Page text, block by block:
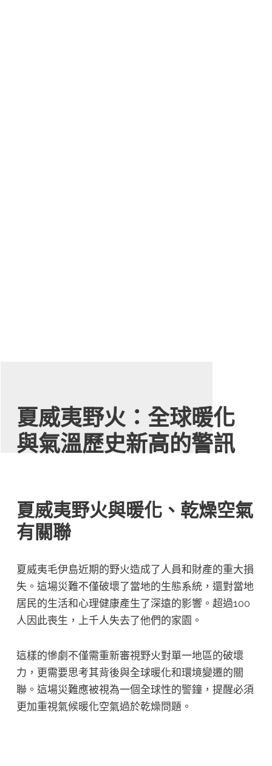
夏威夷野火：全球暖化
與氣溫歷史新高的警訊
夏威夷野火與暖化、乾燥空氣
有關聯
夏威夷毛伊島近期的野火造成了人員和財產的重大損
失。這場災難不僅破壞了當地的生態系統，還對當地
居民的生活和心理健康產生了深遠的影響。超過100
人因此喪生，上千人失去了他們的家園。
這樣的慘劇不僅需重新審視野火對單一地區的破壞
力，更需要思考其背後與全球暖化和環境變遷的關
聯。這場災難應被視為一個全球性的警鐘，提醒必須
更加重視氣候暖化空氣過於乾燥問題。